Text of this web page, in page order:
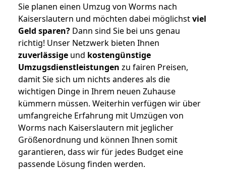
Sie planen einen Umzug von Worms nach
Kaiserslautern und möchten dabei möglichstviel
Geld sparen? Dann sind Sie bei uns genau
richtig! Unser Netzwerk bieten Ihnen
zuverlässige und kostengünstige
Umzugsdienstleistungen zu fairen Preisen,
damit Sie sich um nichts anderes als die
wichtigen Dinge in Ihrem neuen Zuhause
kümmern müssen. Weiterhin verfügen wir über
umfangreiche Erfahrung mit Umzügen von
Worms nach Kaiserslautern mit jeglicher
Größenordnung und können Ihnen somit
garantieren, dass wir für jedes Budget eine
passende Lösung finden werden.